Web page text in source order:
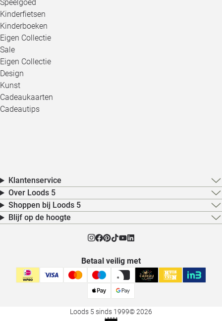
Speelgoed
Kinderfietsen
Kinderboeken
Eigen Collectie
Sale
Eigen Collectie
Design
Kunst
Cadeaukaarten
Cadeautips
Klantenservice
Over Loods 5
Shoppen bij Loods 5
Blijf op de hoogte
Betaal veilig met
Loods 5 sinds 1999© 2026